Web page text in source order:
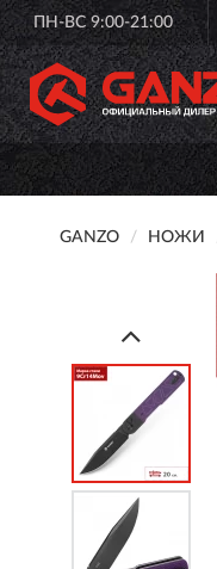
ПН-ВС 9:00-21:00
GANZO НОЖИ